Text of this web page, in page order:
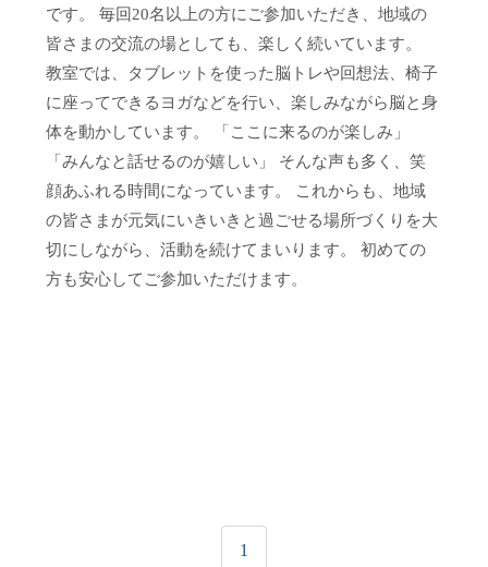
です。 毎回20名以上の方にご参加いただき、地域の
皆さまの交流の場としても、楽しく続いています。
教室では、タブレットを使った脳トレや回想法、椅子
に座ってできるヨガなどを行い、楽しみながら脳と身
体を動かしています。 「ここに来るのが楽しみ」
「みんなと話せるのが嬉しい」 そんな声も多く、笑
顔あふれる時間になっています。 これからも、地域
の皆さまが元気にいきいきと過ごせる場所づくりを大
切にしながら、活動を続けてまいります。 初めての
方も安心してご参加いただけます。
1